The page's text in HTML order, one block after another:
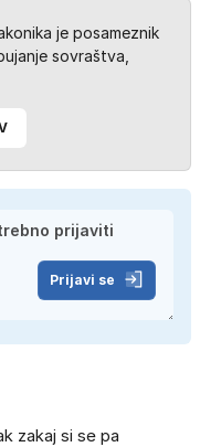
je posameznik
sovraštva,
Prijavi se
zakaj si se pa